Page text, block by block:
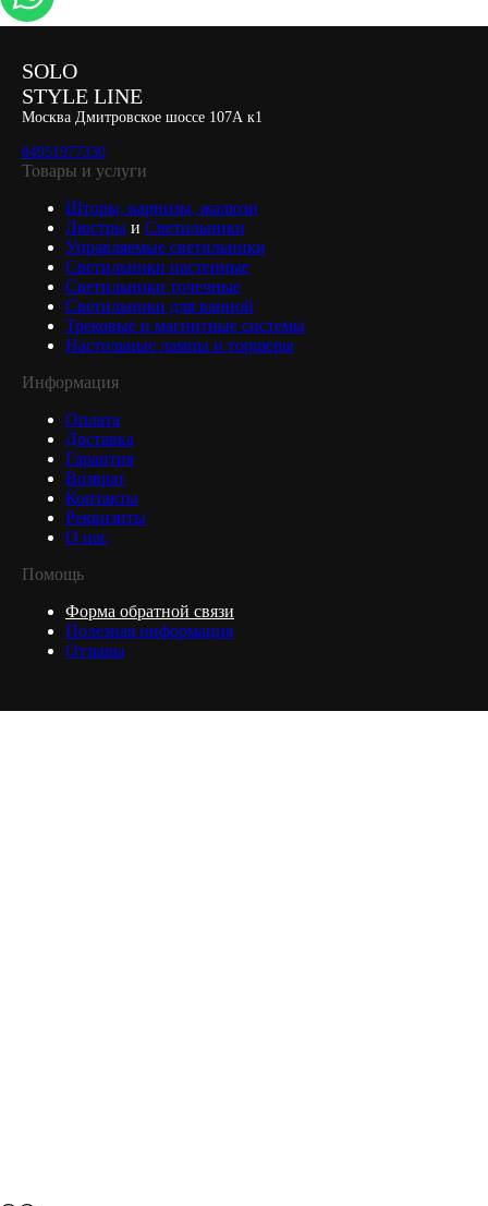
SOLO
STYLE LINE
Москва Дмитровское шоссе 107А к1
84951977330
Товары и услуги
Шторы, карнизы, жалюзи
Люстры и Светильники
Управляемые светильники
Светильники настенные
Светильники точечные
Светильники для ванной
Трековые и магнитные системы
Настольные лампы и торшеры
Информация
Оплата
Доставка
Гарантия
Возврат
Контакты
Реквизиты
О нас
Помощь
Форма обратной связи
Полезная информация
Отзывы